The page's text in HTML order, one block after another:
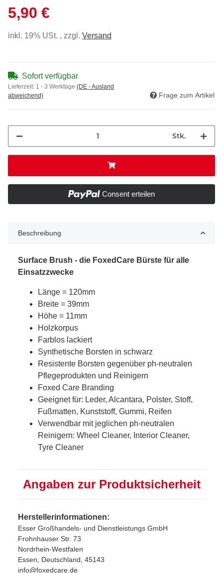
5,90 €
inkl. 19% USt. , zzgl. Versand
Sofort verfügbar
Lieferzeit: 1 - 3 Werktage (DE - Ausland
abweichend)
Frage zum Artikel
Stk.
Consent erteilen
Beschreibung
Surface Brush - die FoxedCare Bürste für alle
Einsatzzwecke
Länge = 120mm
Breite = 39mm
Höhe = 11mm
Holzkorpus
Farblos lackiert
Synthetische Borsten in schwarz
Resistente Borsten gegenüber ph-neutralen
Pflegeprodukten und Reinigern
Foxed Care Branding
Geeignet für: Leder, Alcantara, Polster, Stoff,
Fußmatten, Kunststoff, Gummi, Reifen
Verwendbar mit jeglichen ph-neutralen
Reinigern: Wheel Cleaner, Interior Cleaner,
Tyre Cleaner
Angaben zur Produktsicherheit
Herstellerinformationen:
Esser Großhandels- und Dienstleistungs GmbH
Frohnhauser Str. 73
Nordrhein-Westfalen
Essen, Deutschland, 45143
info@foxedcare.de